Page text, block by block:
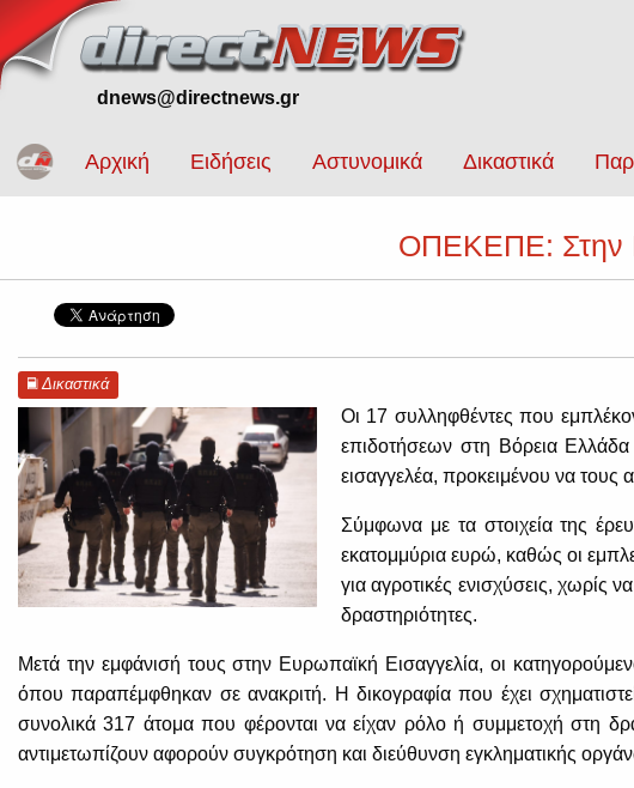
dnews@directnews.gr
Αρχική Ειδήσεις Αστυνομικά Δικαστικά
ΟΠΕΚΕΠΕ: Στην
Δικαστικά
Οι 17 συλληφθέντες που
επιδοτήσεων στη Βόρεια
εισαγγελέα, προκειμένου να τους
Σύμφωνα με τα στοιχεία της
εκατομμύρια ευρώ, καθώς οι
για αγροτικές ενισχύσεις, χωρίς
δραστηριότητες.
Μετά την εμφάνισή τους στην Ευρωπαϊκή Εισαγγελία, οι
όπου παραπέμφθηκαν σε ανακριτή. Η δικογραφία που έχει
συνολικά 317 άτομα που φέρονται να είχαν ρόλο ή συμμετοχή στη
αντιμετωπίζουν αφορούν συγκρότηση και διεύθυνση εγκληματικής